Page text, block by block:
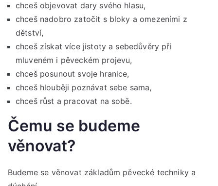
chceš objevovat dary svého hlasu,
chceš nadobro zatočit s bloky a omezeními z
dětství,
chceš získat více jistoty a sebedůvěry při
mluveném i pěveckém projevu,
chceš posunout svoje hranice,
chceš hlouběji poznávat sebe sama,
chceš růst a pracovat na sobě.
Čemu se budeme
věnovat?
Budeme se věnovat základům pěvecké techniky a